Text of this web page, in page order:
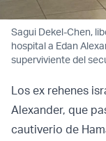
Sagui Dekel-Chen,
hospital a Edan
superviviente del
Los ex rehenes
Alexander, que
cautiverio de